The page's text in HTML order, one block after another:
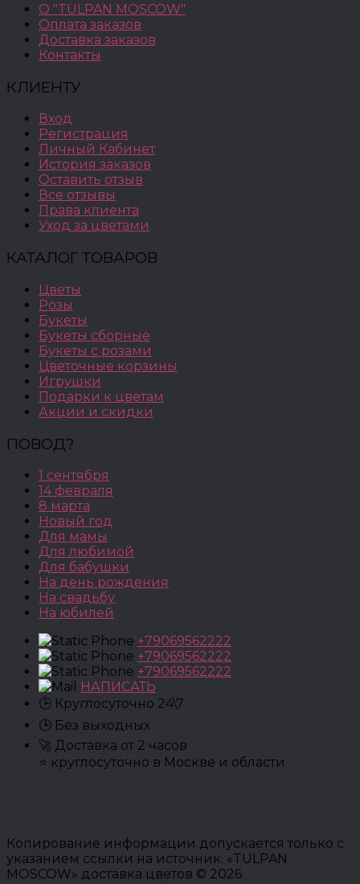
О "TULPAN MOSCOW"
Оплата заказов
Доставка заказов
Контакты
КЛИЕНТУ
Вход
Регистрация
Личный Кабинет
История заказов
Оставить отзыв
Все отзывы
Права клиента
Уход за цветами
КАТАЛОГ ТОВАРОВ
Цветы
Розы
Букеты
Букеты сборные
Букеты с розами
Цветочные корзины
Игрушки
Подарки к цветам
Акции и скидки
ПОВОД?
1 сентября
14 февраля
8 марта
Новый год
Для мамы
Для любимой
Для бабушки
На день рождения
На свадьбу
На юбилей
+79069562222
+79069562222
+79069562222
НАПИСАТЬ
🕒 Круглосуточно 24\7
🕒 Без выходных
🚀 Доставка от 2 часов
⭐ круглосуточно в Москве и области
Копирование информации допускается только с
указанием ссылки на источник. «TULPAN
MOSCOW» доставка цветов © 2026